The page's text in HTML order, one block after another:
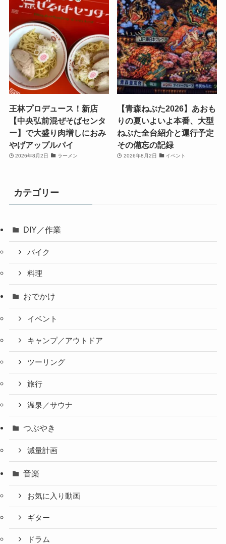
王林プロデュース！新店
【中央弘前混ぜそばセンタ
ー】で大盛り肉増しにおみ
やげアップルパイ
2026年8月2日 ラーメン
【青森ねぶた2026】あおも
りの夏いよいよ本番、大型
ねぶた全台紹介と運行予定
その備忘の記録
2026年8月2日 イベント
カテゴリー
DIY／作業
バイク
料理
おでかけ
イベント
キャンプ／アウトドア
ツーリング
旅行
温泉／サウナ
つぶやき
減量計画
音楽
お気に入り動画
ギター
ドラム